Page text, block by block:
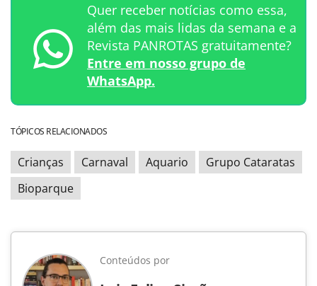
Quer receber notícias como essa,
além das mais lidas da semana e a
Revista PANROTAS gratuitamente?
Entre em nosso grupo de
WhatsApp.
TÓPICOS RELACIONADOS
Crianças Carnaval Aquario
Grupo Cataratas
Bioparque
Conteúdos por